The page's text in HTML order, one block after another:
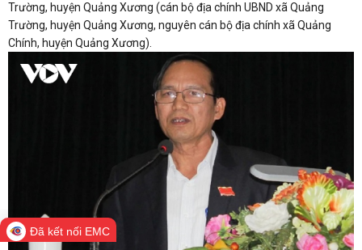
Trường, huyện Quảng Xương (cán bộ địa chính UBND xã Quảng
Trường, huyện Quảng Xương, nguyên cán bộ địa chính xã Quảng
Chính, huyện Quảng Xương).
Đã kết nối EMC